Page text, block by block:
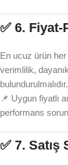
✅ 6. Fiyat-
En ucuz ürün
verimlilik,
bulundurulmalıdır.
📌 Uygun fiyatlı
performans
✅ 7. Satış